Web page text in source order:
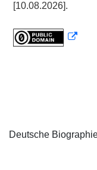
[10.08.2026].
Deutsche Biographie